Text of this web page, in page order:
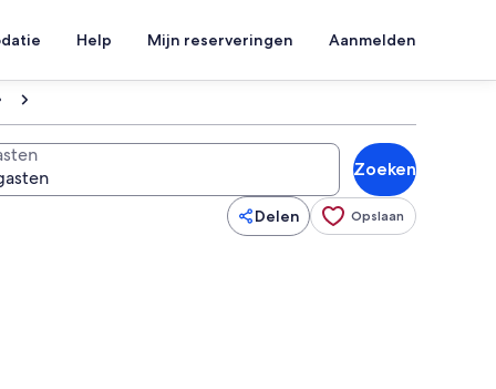
Help Mijn reserveringen Aanmelden
Zoeken
Delen Opslaan